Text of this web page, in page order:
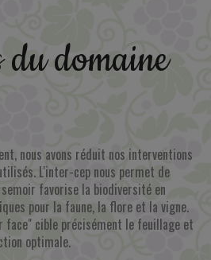
du domaine
nous avons réduit nos interventions
L'inter-cep nous permet de
favorise la biodiversité en
pour la faune, la flore et la vigne.
face" cible précisément le feuillage et
optimale.